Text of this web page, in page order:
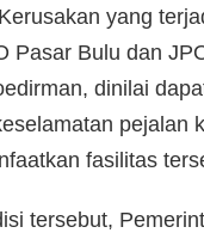
yang
Pasar Bulu dan
dinilai
pejalan
fasilitas
tersebut,